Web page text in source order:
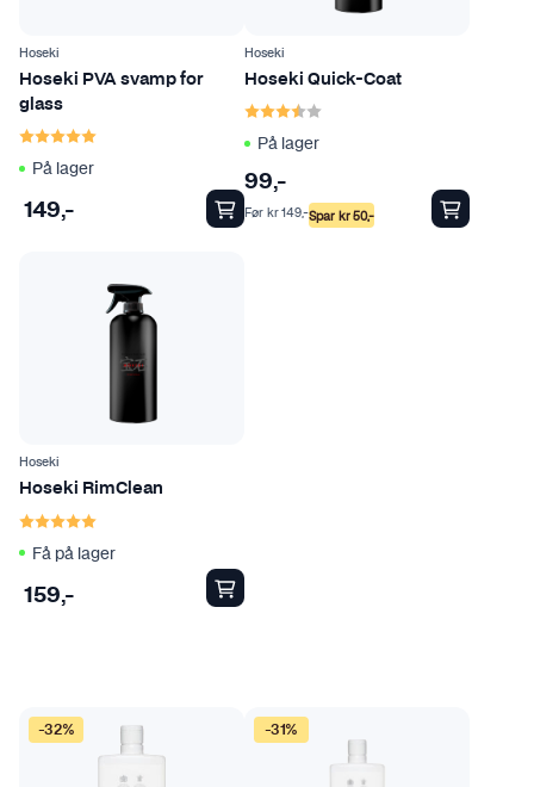
Hoseki
Hoseki PVA svamp for
glass
Karakter:
På lager
149,-
Hoseki
Hoseki Quick-Coat
Karakter:
På lager
99,-
Spar kr50,-
Før kr149,-
Hoseki
Hoseki RimClean
Karakter:
Få på lager
159,-
-32% -31%